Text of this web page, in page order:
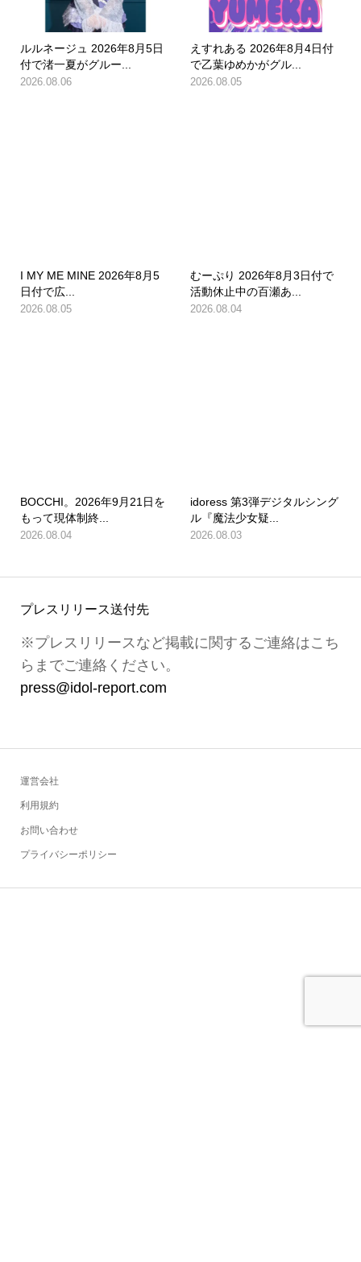
ルルネージュ 2026年8月5日
付で渚一夏がグルー...
2026.08.06
えすれある 2026年8月4日付
で乙葉ゆめかがグル...
2026.08.05
I MY ME MINE 2026年8月5
日付で広...
2026.08.05
むーぷり 2026年8月3日付で
活動休止中の百瀬あ...
2026.08.04
BOCCHI。2026年9月21日を
もって現体制終...
2026.08.04
idoress 第3弾デジタルシング
ル『魔法少女疑...
2026.08.03
プレスリリース送付先
※プレスリリースなど掲載に関するご連絡はこち
らまでご連絡ください。
press@idol-report.com
運営会社
利用規約
お問い合わせ
プライバシーポリシー